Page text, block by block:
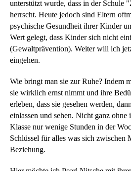
unterstützt wurde, dass in der Schule
herrscht. Heute jedoch sind Eltern
psychische Gesundheit ihrer Kinder
Wert gelegt, dass Kinder sich nicht
(Gewaltprävention). Weiter will ich
eingehen.
Wie bringt man sie zur Ruhe? Indem
sie wirklich ernst nimmt und ihre
erleben, dass sie gesehen werden,
einlassen und sehen. Nicht ganz ohne
Klasse nur wenige Stunden in der
Schlüssel für alles was sich zwischen
Beziehung.